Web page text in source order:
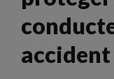
accident